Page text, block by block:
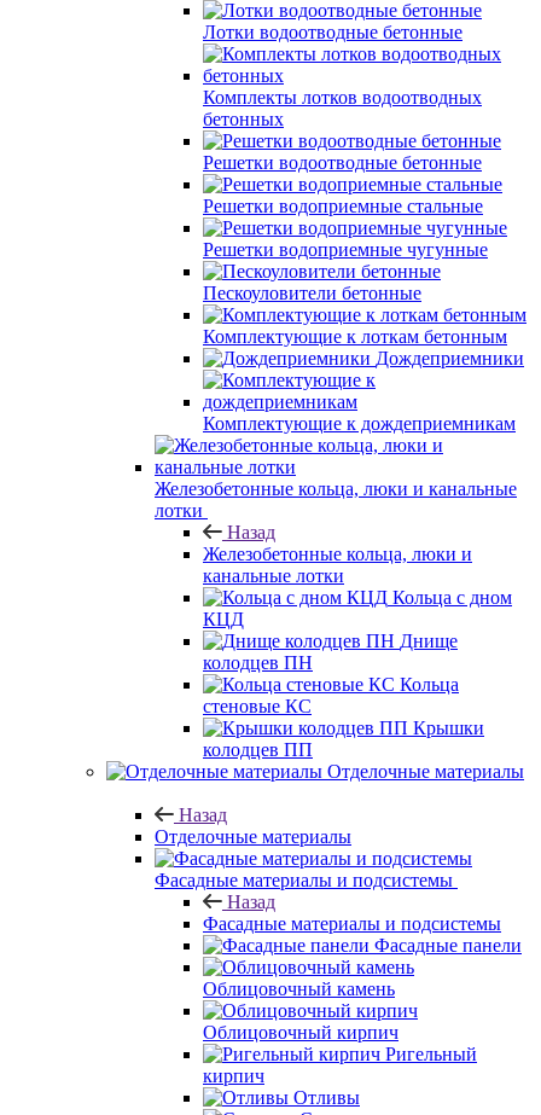
Лотки водоотводные бетонные
Комплекты лотков водоотводных
бетонных
Решетки водоотводные бетонные
Решетки водоприемные стальные
Решетки водоприемные чугунные
Пескоуловители бетонные
Комплектующие к лоткам бетонным
Дождеприемники
Комплектующие к дождеприемникам
Железобетонные кольца, люки и канальные
лотки
Назад
Железобетонные кольца, люки и
канальные лотки
Кольца с дном
КЦД
Днище
колодцев ПН
Кольца
стеновые КС
Крышки
колодцев ПП
Отделочные материалы
Назад
Отделочные материалы
Фасадные материалы и подсистемы
Назад
Фасадные материалы и подсистемы
Фасадные панели
Облицовочный камень
Облицовочный кирпич
Ригельный
кирпич
Отливы